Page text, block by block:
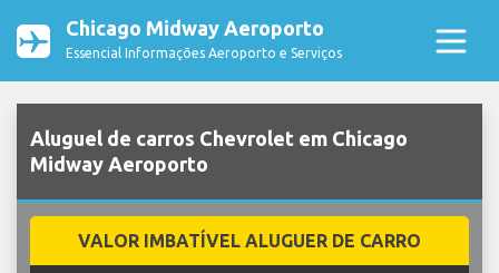
Chicago Midway Aeroporto
Essencial Informações Aeroporto e Serviços
Aluguel de carros Chevrolet em Chicago
Midway Aeroporto
VALOR IMBATÍVEL ALUGUER DE CARRO